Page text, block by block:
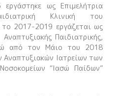
ως Επιμελήτρια
Κλινική του
2017-2019 εργάζεται ως
Παιδιατρικής,
από τον Μάιο του 2018
Αναπτυξιακών Ιατρείων των
“Ιασώ Παίδων”